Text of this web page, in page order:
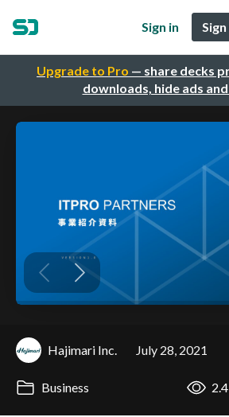
Upgrade to Pro — share decks
downloads, hide ads
Sign in
Hajimari Inc. July 28, 2021
Business